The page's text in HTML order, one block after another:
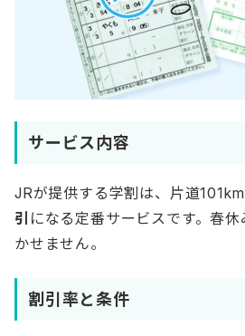
サービス内容
JRが提供する学割は、片道
引 になる定番サービスです。春
かせません。
割引率と条件